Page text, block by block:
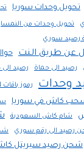
تحويل وحدات سوريا
تحويل وحدات من النمسا
رصيد سوري
عن طريق النت
رصيد الى حماة رصيد
وحدات رموز باقات MTN
كاش في سوريا
شام كاش السعودية
رصيد الى رقم سوري
شحن رصيد سيريتل